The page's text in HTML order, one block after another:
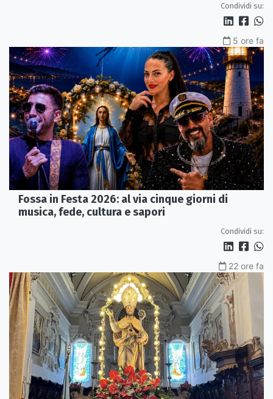
Condividi su:
5 ore fa
Fossa in Festa 2026: al via cinque giorni di
musica, fede, cultura e sapori
Condividi su:
22 ore fa